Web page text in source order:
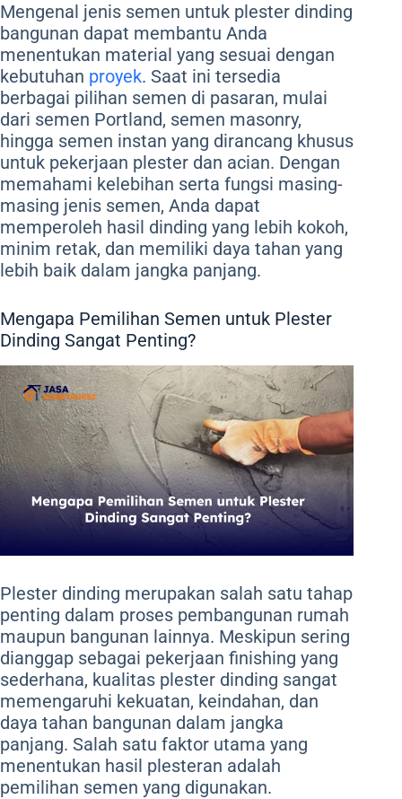
Mengenal jenis semen untuk plester dinding
bangunan dapat membantu Anda
menentukan material yang sesuai dengan
kebutuhan proyek. Saat ini tersedia
berbagai pilihan semen di pasaran, mulai
dari semen Portland, semen masonry,
hingga semen instan yang dirancang khusus
untuk pekerjaan plester dan acian. Dengan
memahami kelebihan serta fungsi masing-
masing jenis semen, Anda dapat
memperoleh hasil dinding yang lebih kokoh,
minim retak, dan memiliki daya tahan yang
lebih baik dalam jangka panjang.
Mengapa Pemilihan Semen untuk Plester
Dinding Sangat Penting?
Plester dinding merupakan salah satu tahap
penting dalam proses pembangunan rumah
maupun bangunan lainnya. Meskipun sering
dianggap sebagai pekerjaan finishing yang
sederhana, kualitas plester dinding sangat
memengaruhi kekuatan, keindahan, dan
daya tahan bangunan dalam jangka
panjang. Salah satu faktor utama yang
menentukan hasil plesteran adalah
pemilihan semen yang digunakan.